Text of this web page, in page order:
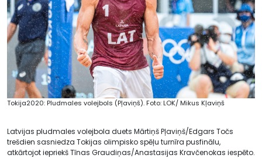
Tokija2020: Pludmales volejbols (Pļaviņš). Foto: LOK/ Mikus Kļaviņš
Latvijas pludmales volejbola duets Mārtiņš Pļaviņš/Edgars Točs
trešdien sasniedza Tokijas olimpisko spēļu turnīra pusfinālu,
atkārtojot iepriekš Tīnas Graudiņas/Anastasijas Kravčenokas iespēto.